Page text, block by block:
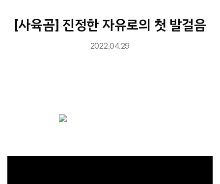
[사육곰] 진정한 자유로의 첫 발걸음
2022.04.29